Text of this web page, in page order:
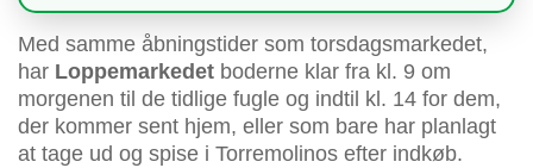
Med samme åbningstider som torsdagsmarkedet,
har Loppemarkedet boderne klar fra kl. 9 om
morgenen til de tidlige fugle og indtil kl. 14 for dem,
der kommer sent hjem, eller som bare har planlagt
at tage ud og spise i Torremolinos efter indkøb.